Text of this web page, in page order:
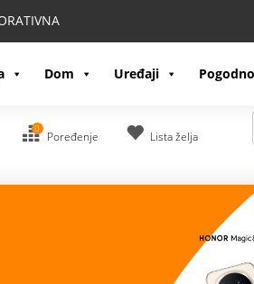
Dom Uređaji
0
Poređenje Lista želja